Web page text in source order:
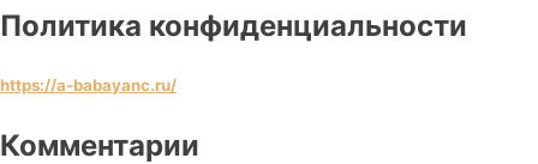
Политика конфиденциальности
https://a-babayanc.ru/
Комментарии